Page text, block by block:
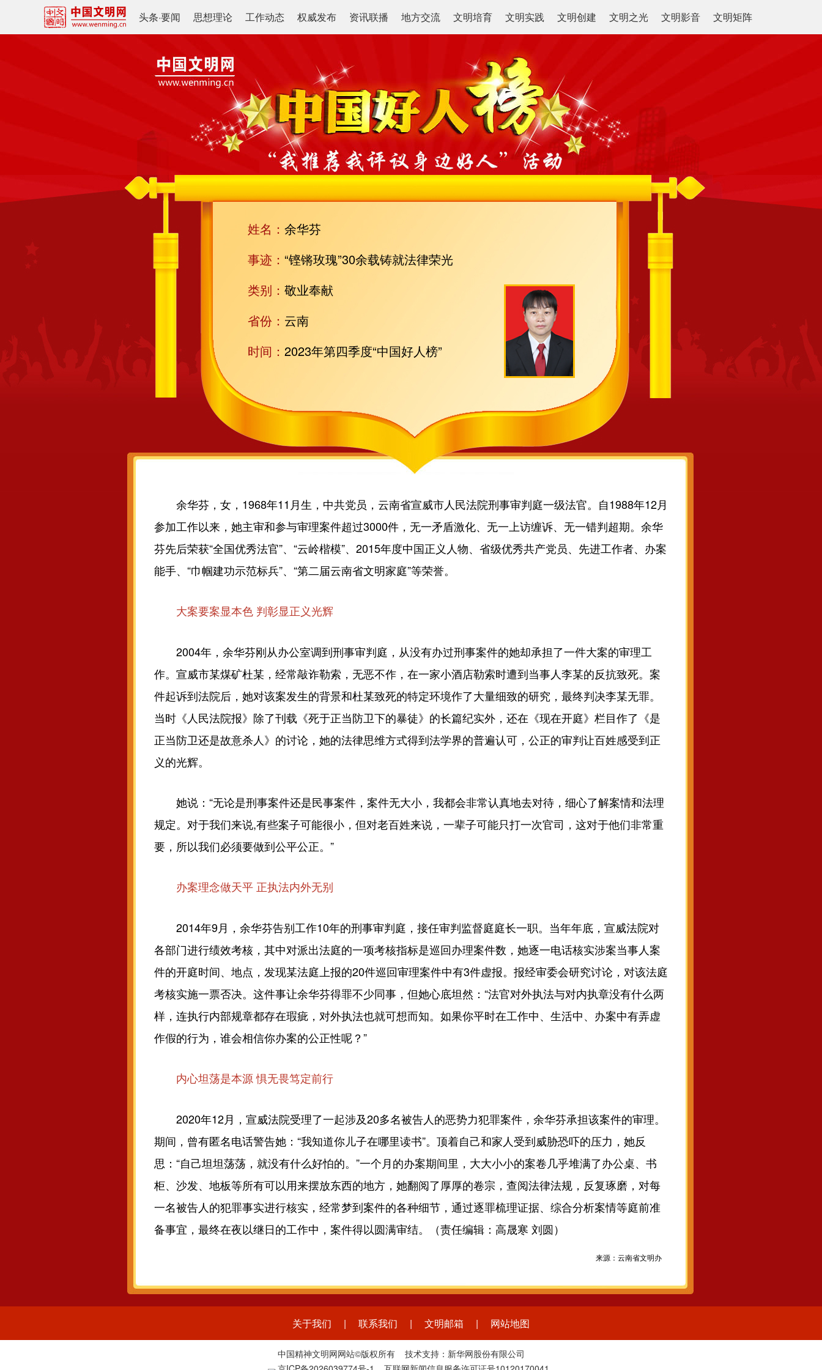
头条·要闻 思想理论 工作动态 权威发布 资讯联播 地方交流 文明培育 文明实践 文明创建 文明之光 文明影音 文明矩阵
姓名： 余华芬
事迹： “铿锵玫瑰”30余载铸就法律荣光
类别： 敬业奉献
省份： 云南
时间： 2023年第四季度“中国好人榜”
余华芬，女，1968年11月生，中共党员，云南省宣威市人民法院刑事审判庭一级法官。自1988年12月
参加工作以来，她主审和参与审理案件超过3000件，无一矛盾激化、无一上访缠诉、无一错判超期。余华
芬先后荣获“全国优秀法官”、“云岭楷模”、2015年度中国正义人物、省级优秀共产党员、先进工作者、办案
能手、“巾帼建功示范标兵”、“第二届云南省文明家庭”等荣誉。
大案要案显本色 判彰显正义光辉
2004年，余华芬刚从办公室调到刑事审判庭，从没有办过刑事案件的她却承担了一件大案的审理工
作。宣威市某煤矿杜某，经常敲诈勒索，无恶不作，在一家小酒店勒索时遭到当事人李某的反抗致死。案
件起诉到法院后，她对该案发生的背景和杜某致死的特定环境作了大量细致的研究，最终判决李某无罪。
当时《人民法院报》除了刊载《死于正当防卫下的暴徒》的长篇纪实外，还在《现在开庭》栏目作了《是
正当防卫还是故意杀人》的讨论，她的法律思维方式得到法学界的普遍认可，公正的审判让百姓感受到正
义的光辉。
她说：“无论是刑事案件还是民事案件，案件无大小，我都会非常认真地去对待，细心了解案情和法理
规定。对于我们来说,有些案子可能很小，但对老百姓来说，一辈子可能只打一次官司，这对于他们非常重
要，所以我们必须要做到公平公正。”
办案理念做天平 正执法内外无别
2014年9月，余华芬告别工作10年的刑事审判庭，接任审判监督庭庭长一职。当年年底，宣威法院对
各部门进行绩效考核，其中对派出法庭的一项考核指标是巡回办理案件数，她逐一电话核实涉案当事人案
件的开庭时间、地点，发现某法庭上报的20件巡回审理案件中有3件虚报。报经审委会研究讨论，对该法庭
考核实施一票否决。这件事让余华芬得罪不少同事，但她心底坦然：“法官对外执法与对内执章没有什么两
样，连执行内部规章都存在瑕疵，对外执法也就可想而知。如果你平时在工作中、生活中、办案中有弄虚
作假的行为，谁会相信你办案的公正性呢？”
内心坦荡是本源 惧无畏笃定前行
2020年12月，宣威法院受理了一起涉及20多名被告人的恶势力犯罪案件，余华芬承担该案件的审理。
期间，曾有匿名电话警告她：“我知道你儿子在哪里读书”。顶着自己和家人受到威胁恐吓的压力，她反
思：“自己坦坦荡荡，就没有什么好怕的。”一个月的办案期间里，大大小小的案卷几乎堆满了办公桌、书
柜、沙发、地板等所有可以用来摆放东西的地方，她翻阅了厚厚的卷宗，查阅法律法规，反复琢磨，对每
一名被告人的犯罪事实进行核实，经常梦到案件的各种细节，通过逐罪梳理证据、综合分析案情等庭前准
备事宜，最终在夜以继日的工作中，案件得以圆满审结。（责任编辑：高晟寒 刘圆）
来源：云南省文明办
关于我们 | 联系我们 | 文明邮箱 | 网站地图
中国精神文明网网站©版权所有 技术支持：新华网股份有限公司